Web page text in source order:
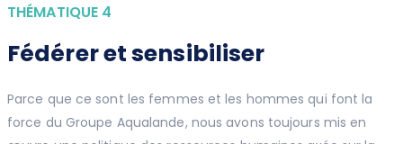
THÉMATIQUE 4
Fédérer et sensibiliser
Parce que ce sont les femmes et les hommes qui font la
force du Groupe Aqualande, nous avons toujours mis en